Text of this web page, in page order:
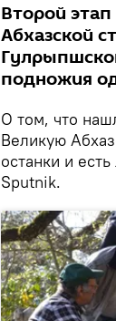
Второй
Абхазской
подножия
О том, что
Великую
останки и
Sputnik.